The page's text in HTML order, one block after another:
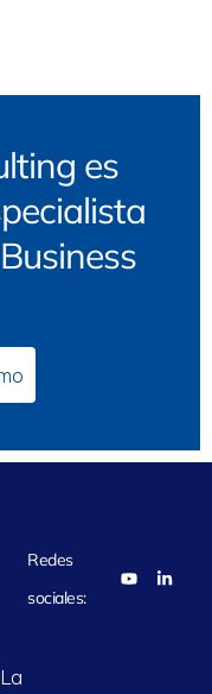
es
Redes
sociales: